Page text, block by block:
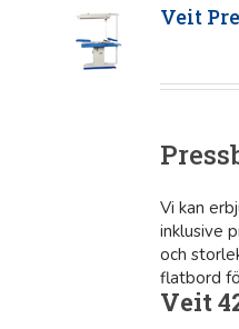
Veit
Vi kan
inklusive
och
flatbord
Veit